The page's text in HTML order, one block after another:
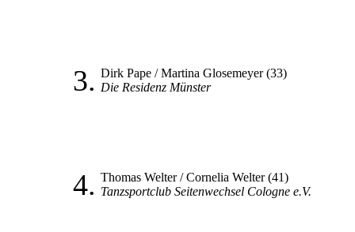
3. Dirk Pape / Martina Glosemeyer (33)
Die Residenz Münster
4. Thomas Welter / Cornelia Welter (41)
Tanzsportclub Seitenwechsel Cologne e.V.